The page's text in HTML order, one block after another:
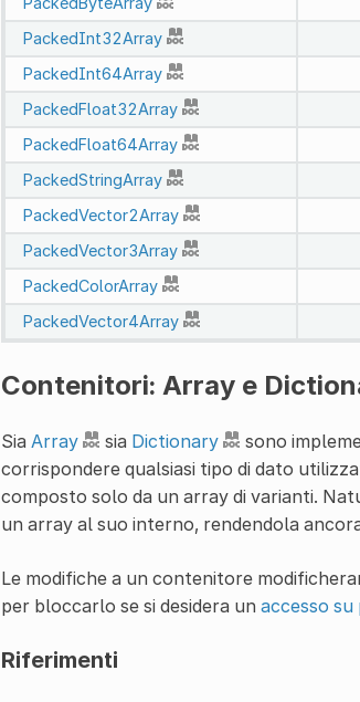
PackedInt32Array
PackedInt64Array
PackedFloat32Array
PackedFloat64Array
PackedStringArray
PackedVector2Array
PackedVector3Array
PackedColorArray
PackedVector4Array
Contenitori: Array e
Sia Array sia Dictionary
sono
corrispondere qualsiasi tipo di dato
composto solo da un array di varianti.
un array al suo interno, rendendola
Le modifiche a un contenitore
per bloccarlo se si desidera un accesso
Riferimenti